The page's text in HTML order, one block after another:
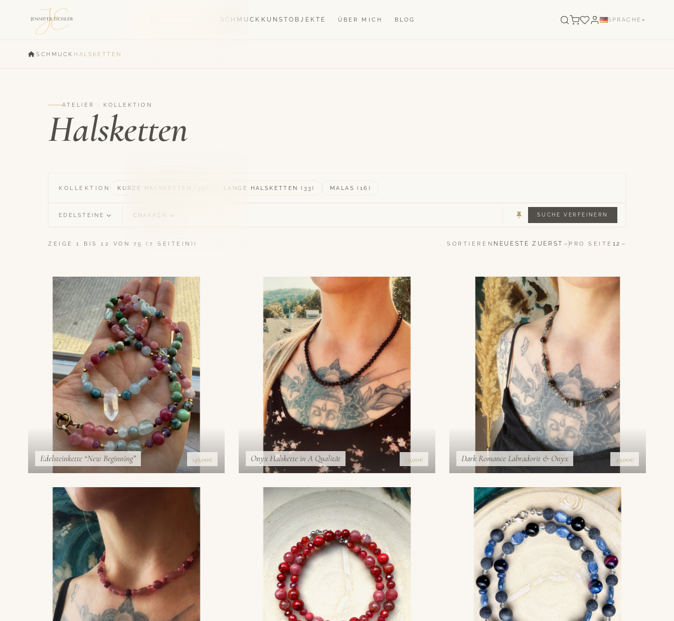
SCHMUCK KUNSTOBJEKTE ÜBER MICH BLOG SPRACHE
·SCHMUCK HALSKETTEN
ATELIER · KOLLEKTION
Halsketten
KOLLEKTION KURZE HALSKETTEN (39) LANGE HALSKETTEN (33) MALAS (16)
EDELSTEINE CHAKREN SUCHE VERFEINERN
ZEIGE 1 BIS 12 VON 75 (7 SEITE(N)) SORTIEREN NEUESTE ZUERST PRO SEITE 12
Edelsteinkette “New Beginning” 149,00€ Onyx Halskette in A Qualität 59,00€ Dark Romance Labradorit & Onyx 49,00€